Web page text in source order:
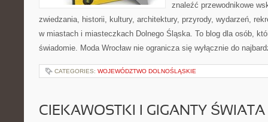
znaleźć przewodnikowe
zwiedzania, historii, kultury, architektury, przyrody, wydarzeń,
w miastach i miasteczkach Dolnego Śląska. To blog dla osób,
świadomie. Moda Wrocław nie ogranicza się wyłącznie do
CATEGORIES: WOJEWÓDZTWO DOLNOŚLĄSKIE
CIEKAWOSTKI I GIGANTY ŚWIATA